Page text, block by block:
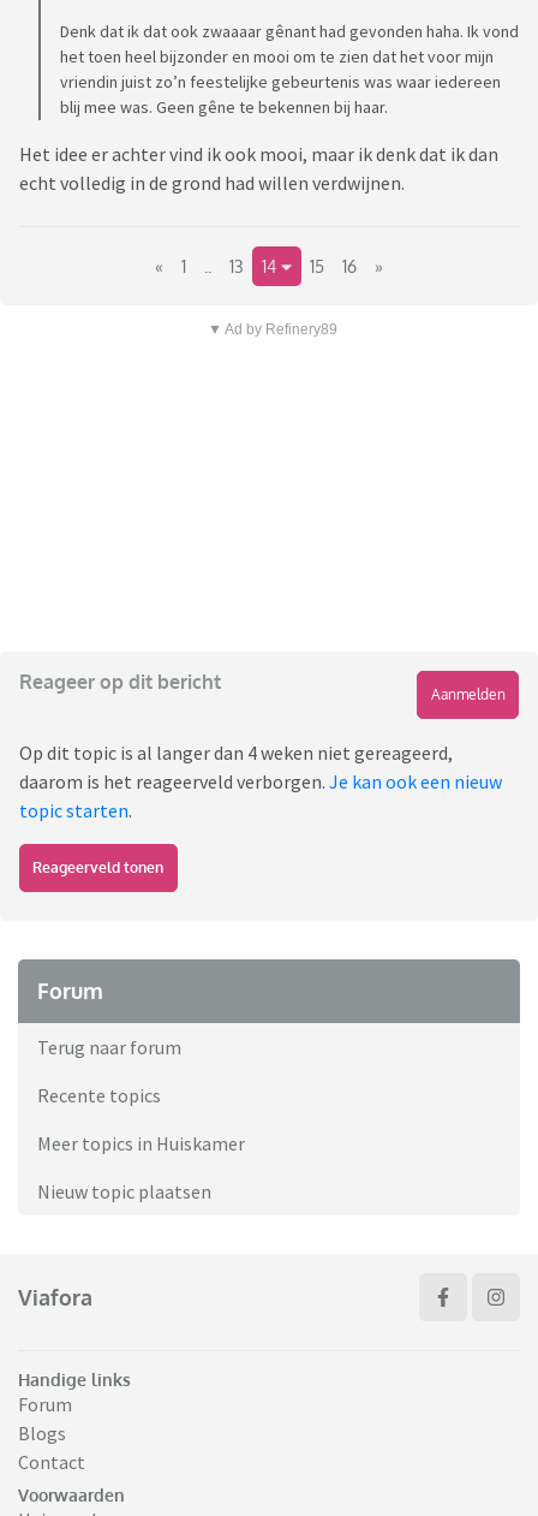
Denk dat ik dat ook zwaaaar gênant had gevonden haha. Ik vond
het toen heel bijzonder en mooi om te zien dat het voor mijn
vriendin juist zo’n feestelijke gebeurtenis was waar iedereen
blij mee was. Geen gêne te bekennen bij haar.
Het idee er achter vind ik ook mooi, maar ik denk dat ik dan
echt volledig in de grond had willen verdwijnen.
« 1 13 14 15 16 »
▼ Ad by Refinery89
Reageer op dit bericht
Aanmelden
Op dit topic is al langer dan 4 weken niet gereageerd,
daarom is het reageerveld verborgen. Je kan ook een nieuw
topic starten.
Reageerveld tonen
Forum
Terug naar forum
Recente topics
Meer topics in Huiskamer
Nieuw topic plaatsen
Viafora
Handige links
Forum
Blogs
Contact
Voorwaarden